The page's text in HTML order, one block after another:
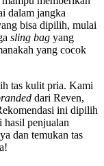
dalam jangka
bisa dipilih, mulai
sling bag yang
yang cocok
tas kulit pria. Kami
dari Reven,
ini dipilih
hasil penjualan
dan temukan tas